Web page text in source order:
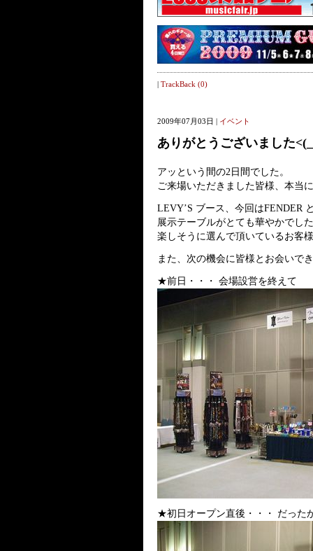
| TrackBack (0)
2009年07月03日 | イベント
ありがとうございました
アッという間の2日間でした。
ご来場いただきました皆様、本当
LEVY’S ブース、今回はFENDER
展示テーブルがとても華やかでし
楽しそうに選んで頂いているお客
また、次の機会に皆様とお会いで
★前日・・・ 会場設営を終えて
★初日オープン直後・・・ だった